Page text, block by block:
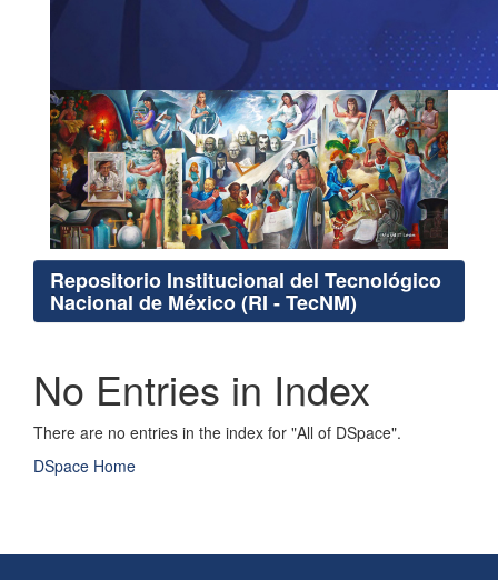
Repositorio Institucional del Tecnológico
Nacional de México (RI - TecNM)
No Entries in Index
There are no entries in the index for "All of DSpace".
DSpace Home